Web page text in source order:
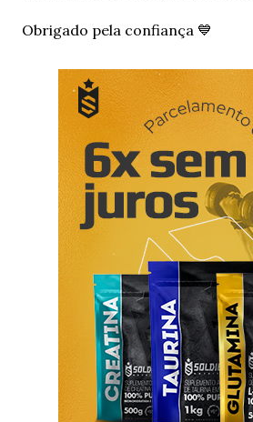
e
Obrigado pela confiança 💙